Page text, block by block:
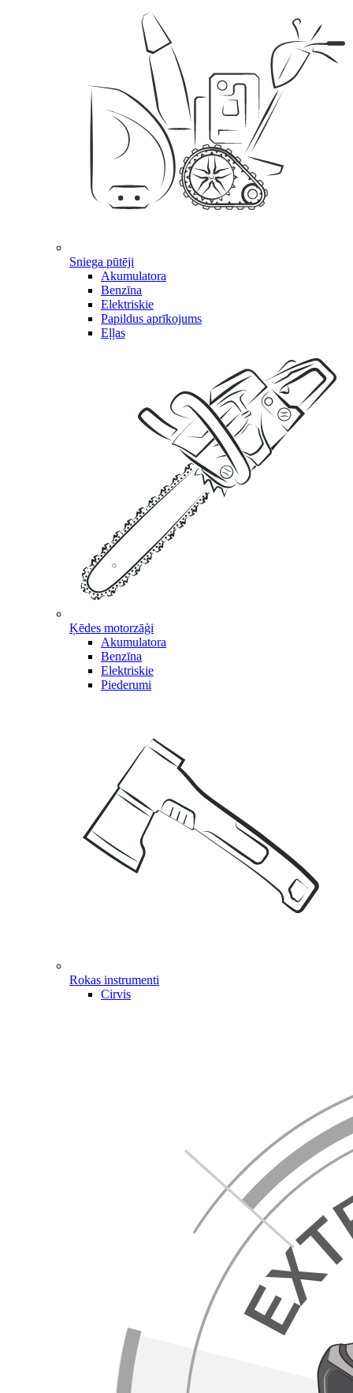
Sniega pūtēji
Akumulatora
Benzīna
Elektriskie
Papildus aprīkojums
Eļļas
Ķēdes motorzāģi
Akumulatora
Benzīna
Elektriskie
Piederumi
Rokas instrumenti
Cirvis